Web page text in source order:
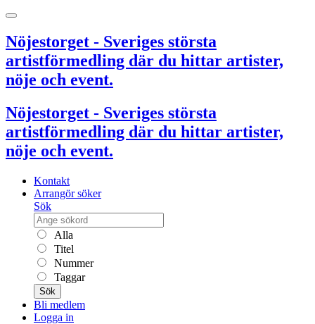
Nöjestorget - Sveriges största
artistförmedling där du hittar artister,
nöje och event.
Nöjestorget - Sveriges största
artistförmedling där du hittar artister,
nöje och event.
Kontakt
Arrangör söker
Sök
Alla
Titel
Nummer
Taggar
Sök
Bli medlem
Logga in